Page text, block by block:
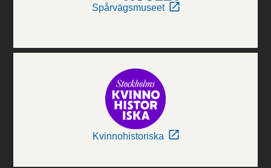
Spårvägsmuseet
Kvinnohistoriska